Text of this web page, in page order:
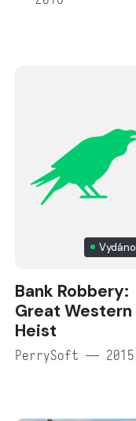
Vydáno
Bank Robbery:
Great Western
Heist
PerrySoft — 2015